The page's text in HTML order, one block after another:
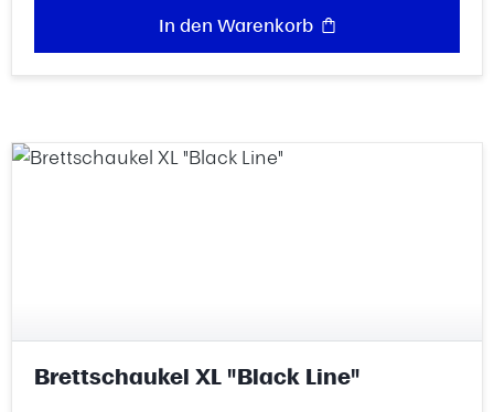
In den Warenkorb
Brettschaukel XL "Black Line"